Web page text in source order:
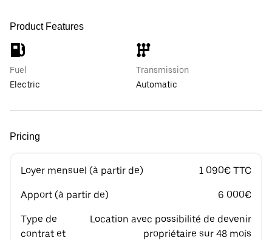
Product Features
Fuel
Electric
Transmission
Automatic
Pricing
Loyer mensuel (à partir de) 1 090€ TTC
Apport (à partir de) 6 000€
Type de
contrat et
Location avec possibilité de devenir
propriétaire sur 48 mois